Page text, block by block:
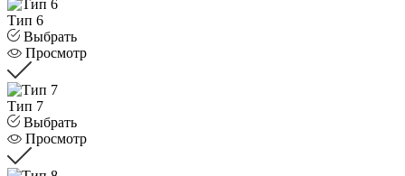
Тип 6
Выбрать
Просмотр
Тип 7
Выбрать
Просмотр